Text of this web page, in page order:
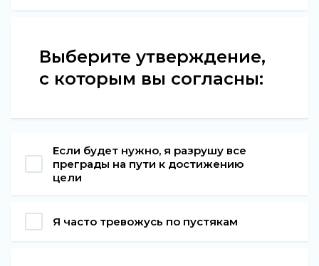
Выберите утверждение,
с которым вы согласны:
Если будет нужно, я разрушу все
преграды на пути к достижению
цели
Я часто тревожусь по пустякам